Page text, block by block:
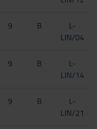
9 B
L-
LIN/04
9 B
L-
LIN/14
9 B
L-
LIN/21